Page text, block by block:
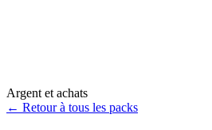
Argent et achats
← Retour à tous les packs